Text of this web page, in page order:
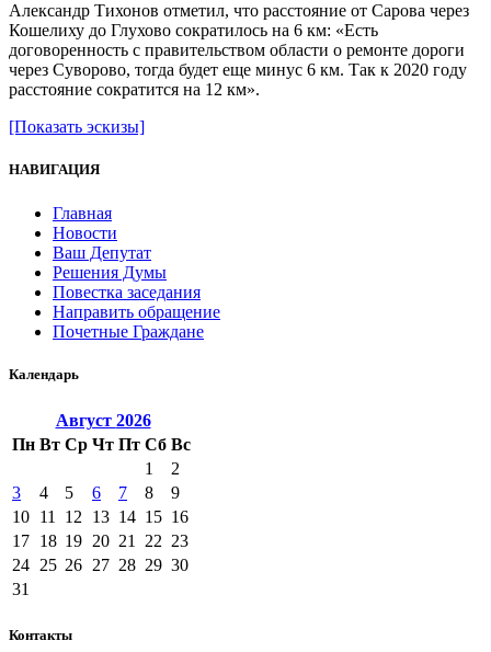
Александр Тихонов отметил, что расстояние от Сарова через
Кошелиху до Глухово сократилось на 6 км: «Есть
договоренность с правительством области о ремонте дороги
через Суворово, тогда будет еще минус 6 км. Так к 2020 году
расстояние сократится на 12 км».
[Показать эскизы]
НАВИГАЦИЯ
Главная
Новости
Ваш Депутат
Решения Думы
Повестка заседания
Направить обращение
Почетные Граждане
Календарь
Август 2026
Пн Вт Ср Чт Пт Сб Вс
1
2
3
4 5 6 7 8
9
10 11 12 13 14 15 16
17 18 19 20 21 22 23
24 25 26 27 28 29 30
31
Контакты